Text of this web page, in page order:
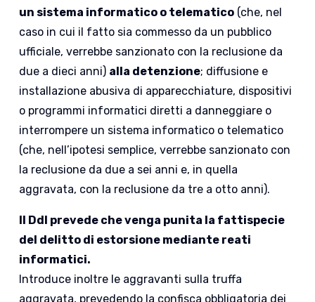
un sistema informatico o telematico (che, nel
caso in cui il fatto sia commesso da un pubblico
ufficiale, verrebbe sanzionato con la reclusione da
due a dieci anni) alla detenzione; diffusione e
installazione abusiva di apparecchiature, dispositivi
o programmi informatici diretti a danneggiare o
interrompere un sistema informatico o telematico
(che, nell’ipotesi semplice, verrebbe sanzionato con
la reclusione da due a sei anni e, in quella
aggravata, con la reclusione da tre a otto anni).
Il Ddl prevede che venga punita la fattispecie
del delitto di estorsione mediante reati
informatici.
Introduce inoltre le aggravanti sulla truffa
aggravata, prevedendo la confisca obbligatoria dei